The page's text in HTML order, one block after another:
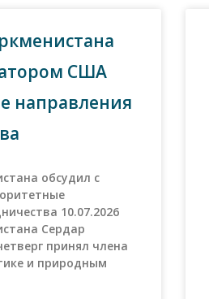
США
направления
обсудил с
10.07.2026
Сердар
принял члена
и природным